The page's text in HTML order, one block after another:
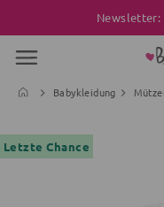
Newsletter:
Babykleidung
Letzte Chance